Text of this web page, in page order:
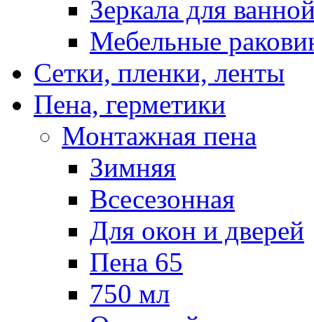
Зеркала для
Мебельные
Сетки, пленки, ленты
Пена, герметики
Монтажная пена
Зимняя
Всесезонная
Для окон и дверей
Пена 65
750 мл